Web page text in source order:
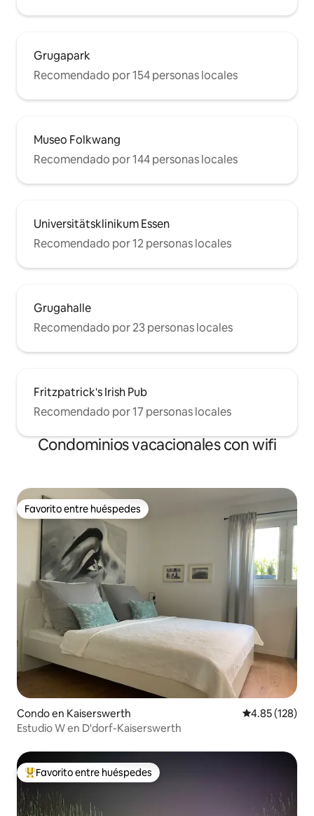
Grugapark
Recomendado por 154 personas locales
Museo Folkwang
Recomendado por 144 personas locales
Universitätsklinikum Essen
Recomendado por 12 personas locales
Grugahalle
Recomendado por 23 personas locales
Fritzpatrick's Irish Pub
Recomendado por 17 personas locales
Condominios vacacionales con wifi
Favorito entre huéspedes
Favorito entre huéspedes
Condo en Kaiserswerth Calificación
4.85 (128)
Estudio W en D'dorf-Kaiserswerth
Favorito entre huéspedes preferido
Favorito entre huéspedes